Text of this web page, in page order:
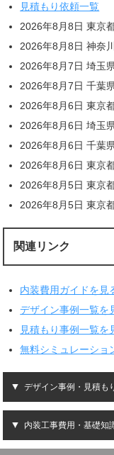
見積もり依頼一覧
2026年8月8日 東京
2026年8月8日 神奈
2026年8月7日 埼玉
2026年8月7日 千葉
2026年8月6日 東京
2026年8月6日 埼玉
2026年8月6日 千葉
2026年8月6日 東京
2026年8月5日 東京
2026年8月5日 東京
関連リンク
内装費用ガイドを見
デザイン事例一覧を
見積もり事例一覧を
無料シミュレーショ
デザイン事例・見積も
内装工事費用・基礎知